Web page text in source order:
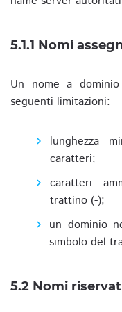
5.1.1 Nomi
Un nome a
seguenti limitazioni:
lunghezza
caratteri;
caratteri
trattino (-);
un dominio
simbolo del
5.2 Nomi